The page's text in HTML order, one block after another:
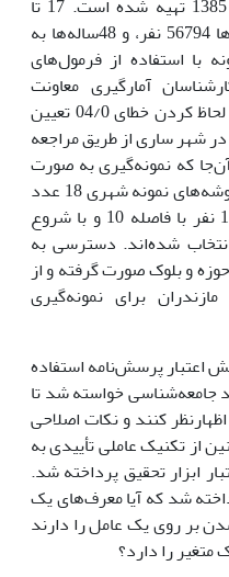
سنى نقاط شهرى سرشمارى سال 1385 تهیه شده است. 17 تا
33ساله‌ها 2102 نفر، 34 تا 47ساله‌ها 56794 نفر، و 48ساله‌ها به
نمونه با استفاده از فرمول‌هاى
آمارگیرى معاونت
برنامه‌ریزى استاندارى مازندران با لحاظ کردن خطاى 04/0 تعیین
پرسش‌نامه در شهر سارى از طریق مراجعه
که نمونه‌گیرى به صورت
خوشه‌اى انجام شده است، تعداد خوشه‌هاى نمونه شهرى 18 عدد
تعیین شده است. در هر خوشه 12 نفر با فاصله 10 و با شروع
انتخاب شده‌اند. دسترسى به
و بلوک صورت گرفته و از
براى نمونه‌گیرى
اعتبار پرسش‌نامه استفاده
جامعه‌شناسى خواسته شد تا
کنند و نکات اصلاحى
از تکنیک عاملى تأییدى به
ابزار تحقیق پرداخته شد.
شد که آیا معرف‌هاى یک
بر روى یک عامل را دارند
را دارد؟